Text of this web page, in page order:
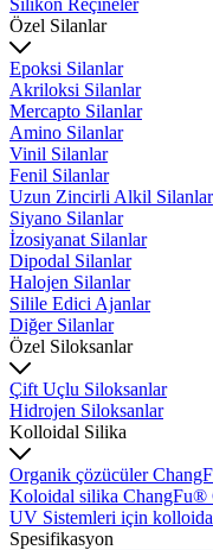
Özel Silanlar
Epoksi Silanlar
Akriloksi Silanlar
Mercapto Silanlar
Amino Silanlar
Vinil Silanlar
Fenil Silanlar
Uzun Zincirli Alkil Silanlar
Siyano Silanlar
İzosiyanat Silanlar
Dipodal Silanlar
Halojen Silanlar
Silile Edici Ajanlar
Diğer Silanlar
Özel Siloksanlar
Çift Uçlu Siloksanlar
Hidrojen Siloksanlar
Kolloidal Silika
Organik çözücüler
Koloidal silika ChangFu®
UV Sistemleri için
Spesifikasyon